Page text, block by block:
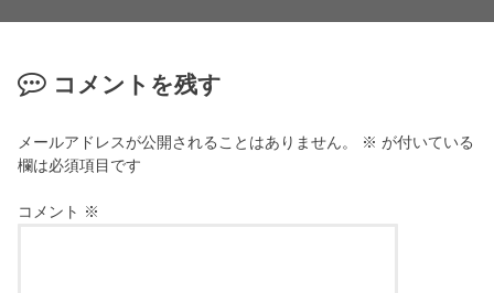
コメントを残す
メールアドレスが公開されることはありません。 ※ が付いている
欄は必須項目です
コメント ※